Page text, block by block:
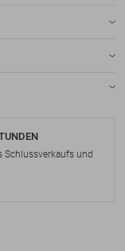
Schlussverkaufs und